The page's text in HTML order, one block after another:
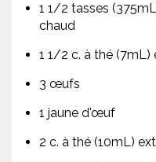
1 1/2 tasses
chaud
1 1/2 c. à thé (7mL)
3 œufs
1 jaune d'œuf
2 c. à thé (10mL)